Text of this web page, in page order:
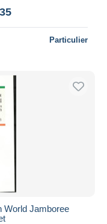
Particulier
World Jamboree